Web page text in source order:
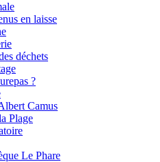
en laisse
déchets
?
Camus
Plage
Le Phare